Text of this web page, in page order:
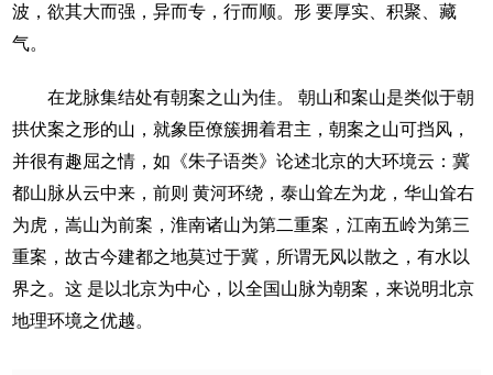
波，欲其大而强，异而专，行而顺。形 要厚实、积聚、藏
气。
在龙脉集结处有朝案之山为佳。 朝山和案山是类似于朝
拱伏案之形的山，就象臣僚簇拥着君主，朝案之山可挡风，
并很有趣屈之情，如《朱子语类》论述北京的大环境云：冀
都山脉从云中来，前则 黄河环绕，泰山耸左为龙，华山耸右
为虎，嵩山为前案，淮南诸山为第二重案，江南五岭为第三
重案，故古今建都之地莫过于冀，所谓无风以散之，有水以
界之。这 是以北京为中心，以全国山脉为朝案，来说明北京
地理环境之优越。